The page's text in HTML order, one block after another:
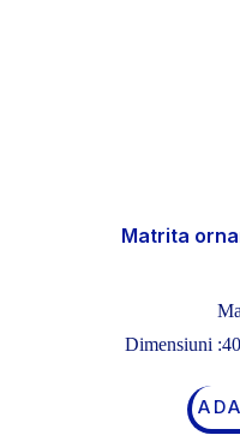
Matrita
Dimensiuni